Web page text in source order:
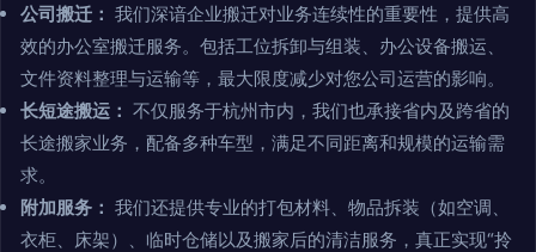
公司搬迁： 我们深谙企业搬迁对业务连续性的重要性，提供高
效的办公室搬迁服务。包括工位拆卸与组装、办公设备搬运、
文件资料整理与运输等，最大限度减少对您公司运营的影响。
长短途搬运： 不仅服务于杭州市内，我们也承接省内及跨省的
长途搬家业务，配备多种车型，满足不同距离和规模的运输需
求。
附加服务： 我们还提供专业的打包材料、物品拆装（如空调、
衣柜、床架）、临时仓储以及搬家后的清洁服务，真正实现“拎